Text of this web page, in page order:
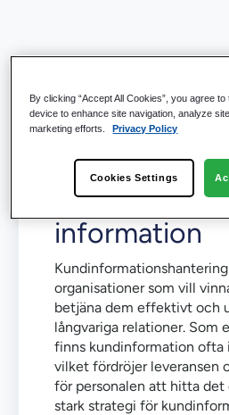
Förändra
information
organisationer som vill
betjäna dem effektivt och
långvariga relationer. Som
finns kundinformation ofta
vilket fördröjer leveransen
för personalen att hitta det
stark strategi för
By clicking “Accept All Cookies”, you agree
device to enhance site navigation, analyze
marketing efforts.
Privacy Policy
Cookies Settings